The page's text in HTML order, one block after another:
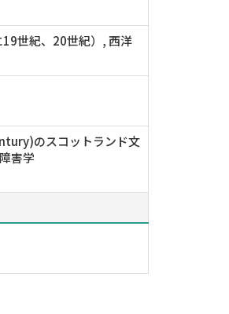
世紀、20世紀）, 西洋
のスコットランド文
害学